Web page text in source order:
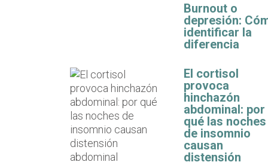
Burnout o
depresión:
identificar la
diferencia
El cortisol
provoca
hinchazón
abdominal: por
qué las noches
de insomnio
causan
distensión